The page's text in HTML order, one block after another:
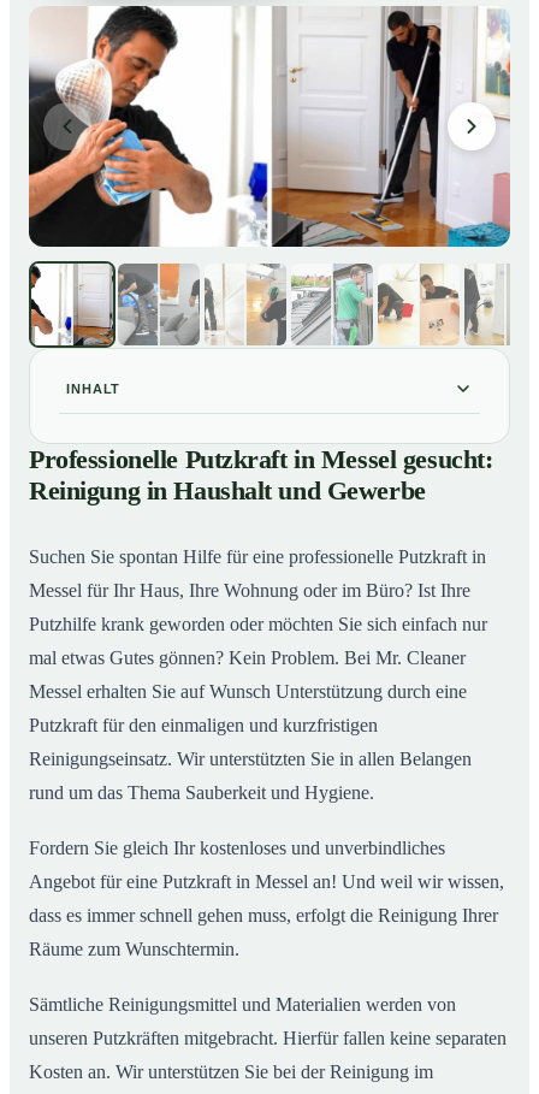
INHALT
01 Professionelle Putzkraft in Messel gesucht: Reinigung
in Haushalt und Gewerbe
So einfach buchen Sie eine Putzkraft in Messel
Professionelle Putzkraft in Messel gesucht:
Reinigung in Haushalt und Gewerbe
Suchen Sie spontan Hilfe für eine professionelle Putzkraft in
Messel für Ihr Haus, Ihre Wohnung oder im Büro? Ist Ihre
Putzhilfe krank geworden oder möchten Sie sich einfach nur
mal etwas Gutes gönnen? Kein Problem. Bei Mr. Cleaner
Messel erhalten Sie auf Wunsch Unterstützung durch eine
Putzkraft für den einmaligen und kurzfristigen
Reinigungseinsatz. Wir unterstützten Sie in allen Belangen
rund um das Thema Sauberkeit und Hygiene.
Fordern Sie gleich Ihr kostenloses und unverbindliches
Angebot für eine Putzkraft in Messel an! Und weil wir wissen,
dass es immer schnell gehen muss, erfolgt die Reinigung Ihrer
Räume zum Wunschtermin.
Sämtliche Reinigungsmittel und Materialien werden von
unseren Putzkräften mitgebracht. Hierfür fallen keine separaten
Kosten an. Wir unterstützen Sie bei der Reinigung im